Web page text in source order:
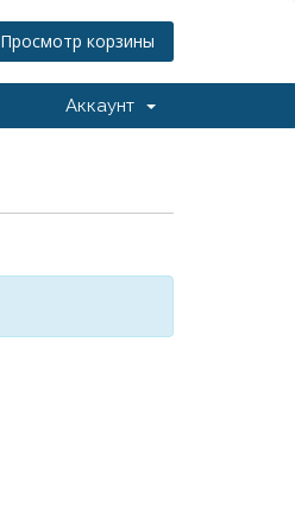
Просмотр корзины
Аккаунт